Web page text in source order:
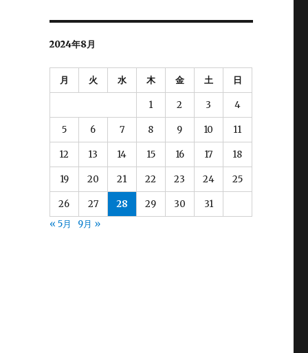
2024年8月
月 火 水 木 金 土 日
1 2 3 4
5 6 7 8 9 10 11
12 13 14 15 16 17 18
19 20 21 22 23 24 25
26 27 28 29 30
31
« 5月
9月 »